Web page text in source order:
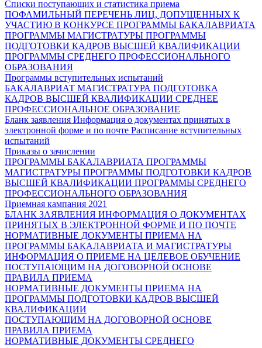
Списки поступающих и статистика приема
ПОФАМИЛЬНЫЙ ПЕРЕЧЕНЬ ЛИЦ, ДОПУЩЕННЫХ К
УЧАСТИЮ В КОНКУРСЕ ПРОГРАММЫ БАКАЛАВРИАТА
ПРОГРАММЫ МАГИСТРАТУРЫ ПРОГРАММЫ
ПОДГОТОВКИ КАДРОВ ВЫСШЕЙ КВАЛИФИКАЦИИ
ПРОГРАММЫ СРЕДНЕГО ПРОФЕССИОНАЛЬНОГО
ОБРАЗОВАНИЯ
Программы вступительных испытаний
БАКАЛАВРИАТ МАГИСТРАТУРА ПОДГОТОВКА
КАДРОВ ВЫСШЕЙ КВАЛИФИКАЦИИ СРЕДНЕЕ
ПРОФЕССИОНАЛЬНОЕ ОБРАЗОВАНИЕ
Бланк заявления Информация о документах принятых в
электронной форме и по почте Расписание вступительных
испытаний
Приказы о зачислении
ПРОГРАММЫ БАКАЛАВРИАТА ПРОГРАММЫ
МАГИСТРАТУРЫ ПРОГРАММЫ ПОДГОТОВКИ КАДРОВ
ВЫСШЕЙ КВАЛИФИКАЦИИ ПРОГРАММЫ СРЕДНЕГО
ПРОФЕССИОНАЛЬНОГО ОБРАЗОВАНИЯ
Приемная кампания 2021
БЛАНК ЗАЯВЛЕНИЯ ИНФОРМАЦИЯ О ДОКУМЕНТАХ
ПРИНЯТЫХ В ЭЛЕКТРОННОЙ ФОРМЕ И ПО ПОЧТЕ
НОРМАТИВНЫЕ ДОКУМЕНТЫ ПРИЕМА НА
ПРОГРАММЫ БАКАЛАВРИАТА И МАГИСТРАТУРЫ
ИНФОРМАЦИЯ О ПРИЕМЕ НА ЦЕЛЕВОЕ ОБУЧЕНИЕ
ПОСТУПАЮЩИМ НА ДОГОВОРНОЙ ОСНОВЕ
ПРАВИЛА ПРИЕМА
НОРМАТИВНЫЕ ДОКУМЕНТЫ ПРИЕМА НА
ПРОГРАММЫ ПОДГОТОВКИ КАДРОВ ВЫСШЕЙ
КВАЛИФИКАЦИИ
ПОСТУПАЮЩИМ НА ДОГОВОРНОЙ ОСНОВЕ
ПРАВИЛА ПРИЕМА
НОРМАТИВНЫЕ ДОКУМЕНТЫ СРЕДНЕГО